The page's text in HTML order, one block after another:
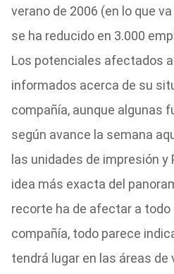
verano de 2006 (en lo que
se ha reducido en 3.000
Los potenciales afectados
informados acerca de su
compañía, aunque algunas
según avance la semana
las unidades de impresión y
idea más exacta del
recorte ha de afectar a todo
compañía, todo parece
tendrá lugar en las áreas